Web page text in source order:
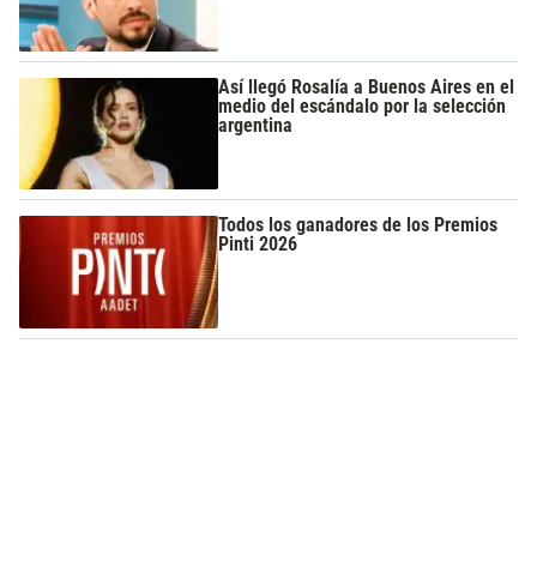
Así llegó Rosalía a Buenos Aires en el
medio del escándalo por la selección
argentina
Todos los ganadores de los Premios
Pinti 2026